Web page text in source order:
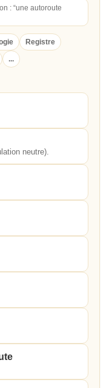
: “une autoroute
Registre
...
neutre).